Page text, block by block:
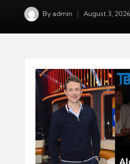
Posted
Byadmin August 3, 2026